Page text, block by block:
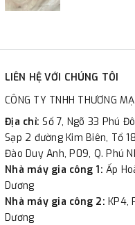
LIÊN HỆ VỚI CHÚNG TÔI
CÔNG TY TNHH THƯƠNG
Địa chỉ:Số 7, Ngõ 33 Phú
Sạp 2 đường Kim Biên, Tổ
Đào Duy Anh, P09, Q. Phú
Nhà máy gia công 1: Ấp
Dương
Nhà máy gia công 2: KP4,
Dương